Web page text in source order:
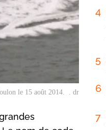
le 15 août 2014. . dr
4
5
6
7